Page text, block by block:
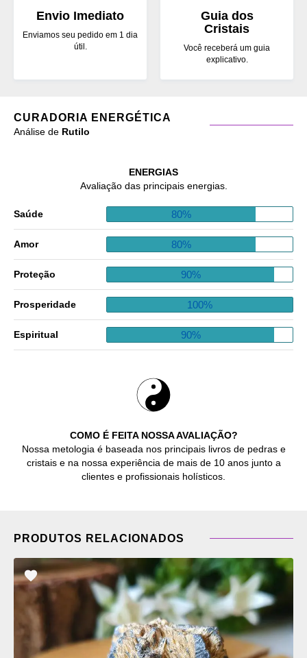
Envio Imediato
Enviamos seu pedido em 1 dia
útil.
Guia dos
Cristais
Você receberá um guia
explicativo.
CURADORIA ENERGÉTICA
Análise de Rutilo
COMO É FEITA NOSSA AVALIAÇÃO?
Nossa metologia é baseada nos principais livros de pedras e
cristais e na nossa experiência de mais de 10 anos junto a
clientes e profissionais holísticos.
ENERGIAS
Avaliação das principais energias.
Saúde 80%
Amor 80%
Proteção 90%
Prosperidade 100%
Espiritual 90%
PRODUTOS RELACIONADOS
ADICIONAR
FAVORITOS